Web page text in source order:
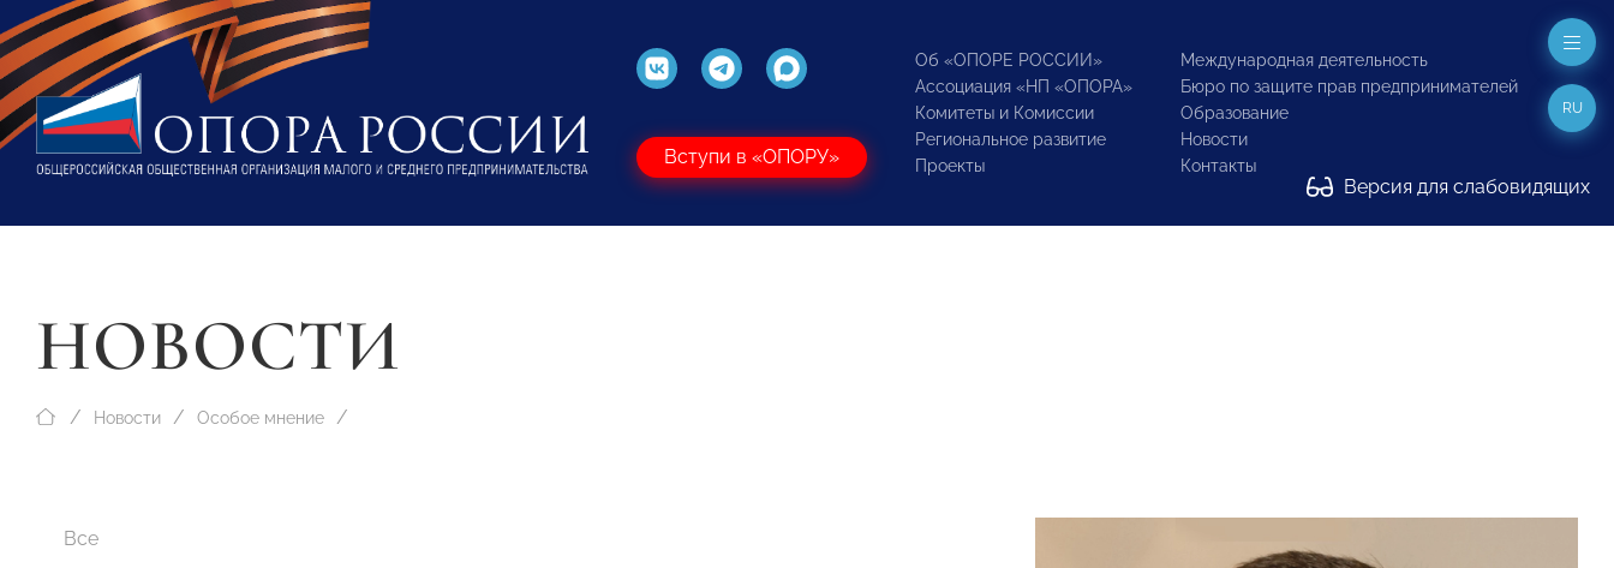
Вступи в «ОПОРУ»
Об «ОПОРЕ РОССИИ»
Ассоциация «НП «ОПОРА»
Комитеты и Комиссии
Региональное развитие
Проекты
Международная деятельность
Бюро по защите прав предпринимателей
Образование
Новости
Контакты
Версия для слабовидящих
RU
НОВОСТИ
Новости Особое мнение
Все